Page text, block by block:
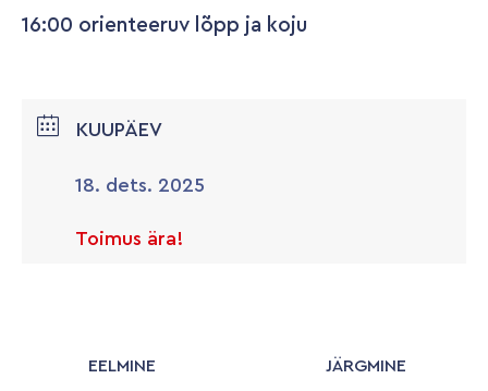
16:00 orienteeruv lõpp ja koju
KUUPÄEV
18. dets. 2025
Toimus ära!
EELMINE JÄRGMINE